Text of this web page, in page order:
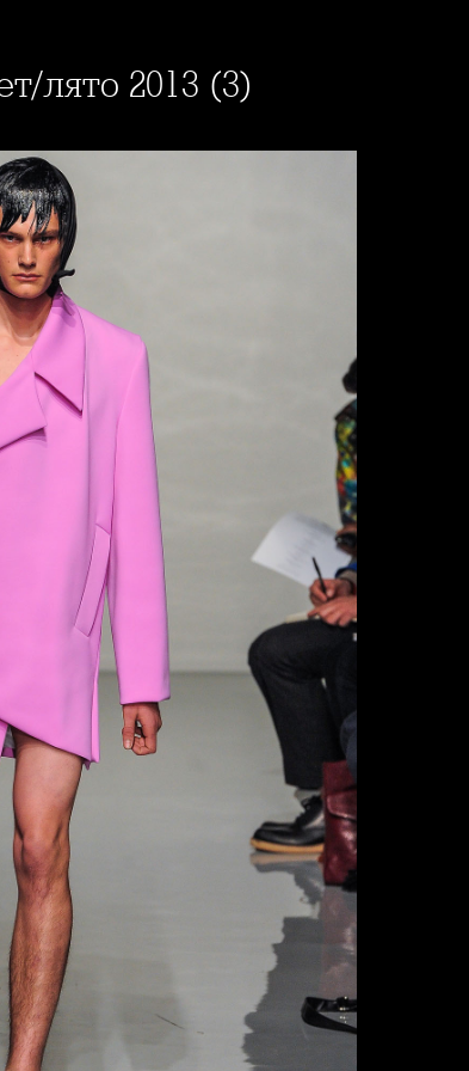
лято 2013 (3)